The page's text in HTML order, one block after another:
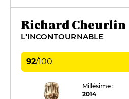
Richard Cheurlin
L'INCONTOURNABLE
92/100
Millésime :
2014